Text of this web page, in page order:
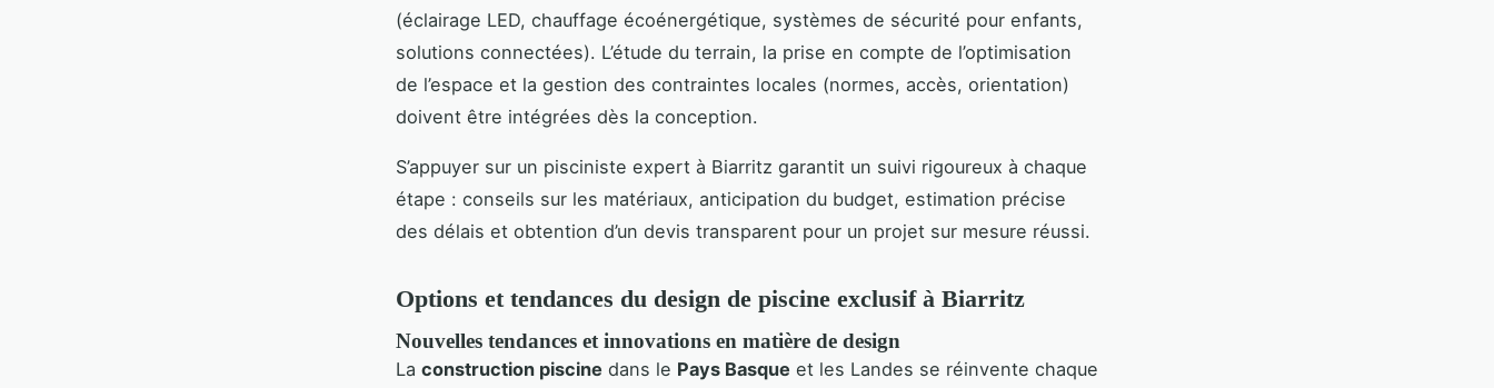
(éclairage LED, chauffage écoénergétique, systèmes de sécurité pour enfants,
solutions connectées). L’étude du terrain, la prise en compte de l’optimisation
de l’espace et la gestion des contraintes locales (normes, accès, orientation)
doivent être intégrées dès la conception.
S’appuyer sur un pisciniste expert à Biarritz garantit un suivi rigoureux à chaque
étape : conseils sur les matériaux, anticipation du budget, estimation précise
des délais et obtention d’un devis transparent pour un projet sur mesure réussi.
Options et tendances du design de piscine exclusif à Biarritz
Nouvelles tendances et innovations en matière de design
La construction piscine dans le Pays Basque et les Landes se réinvente chaque